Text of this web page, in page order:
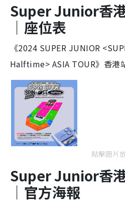
Super Junior香
｜座位表
《2024 SUPER JUNIOR
Halftime> ASIA TOUR》香港
點擊圖片
Super Junior香
｜官方海報